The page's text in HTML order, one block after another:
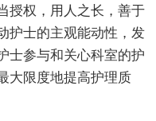
授权，用人之长，善于
护士的主观能动性，发
士参与和关心科室的护
大限度地提高护理质